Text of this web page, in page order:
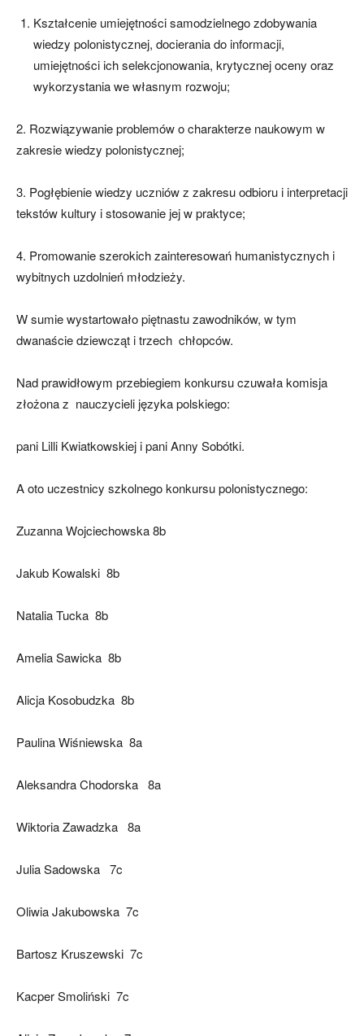
Kształcenie umiejętności samodzielnego zdobywania
wiedzy polonistycznej, docierania do informacji,
umiejętności ich selekcjonowania, krytycznej oceny oraz
wykorzystania we własnym rozwoju;
2. Rozwiązywanie problemów o charakterze naukowym w
zakresie wiedzy polonistycznej;
3. Pogłębienie wiedzy uczniów z zakresu odbioru i interpretacji
tekstów kultury i stosowanie jej w praktyce;
4. Promowanie szerokich zainteresowań humanistycznych i
wybitnych uzdolnień młodzieży.
W sumie wystartowało piętnastu zawodników, w tym
dwanaście dziewcząt i trzech chłopców.
Nad prawidłowym przebiegiem konkursu czuwała komisja
złożona z nauczycieli języka polskiego:
pani Lilli Kwiatkowskiej i pani Anny Sobótki.
A oto uczestnicy szkolnego konkursu polonistycznego:
Zuzanna Wojciechowska 8b
Jakub Kowalski 8b
Natalia Tucka 8b
Amelia Sawicka 8b
Alicja Kosobudzka 8b
Paulina Wiśniewska 8a
Aleksandra Chodorska 8a
Wiktoria Zawadzka 8a
Julia Sadowska 7c
Oliwia Jakubowska 7c
Bartosz Kruszewski 7c
Kacper Smoliński 7c